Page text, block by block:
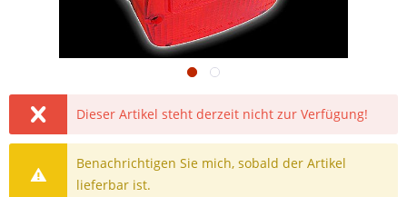
Dieser Artikel steht derzeit nicht zur Verfügung!
Benachrichtigen Sie mich, sobald der Artikel
lieferbar ist.